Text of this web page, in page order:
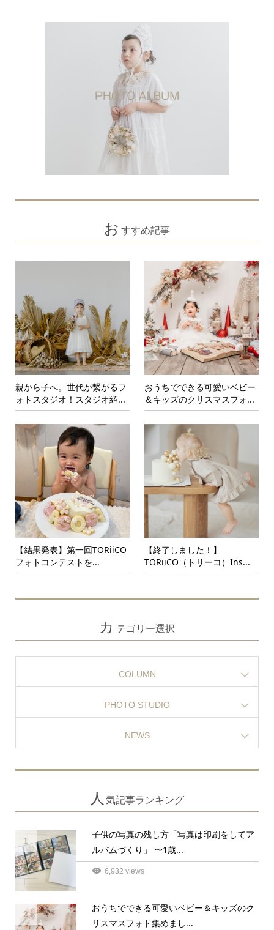
お すすめ記事
親から子へ。世代が繋がるフ
ォトスタジオ！スタジオ紹...
おうちでできる可愛いベビー
＆キッズのクリスマスフォ...
【結果発表】第一回TORiiCO
フォトコンテストを...
【終了しました！】
TORiiCO（トリーコ）Ins...
カ テゴリー選択
COLUMN
PHOTO STUDIO
NEWS
人 気記事ランキング
1
子供の写真の残し方「写真は印刷をしてア
ルバムづくり」 〜1歳...
6,932 views
2
おうちでできる可愛いベビー＆キッズのク
リスマスフォト集めまし...